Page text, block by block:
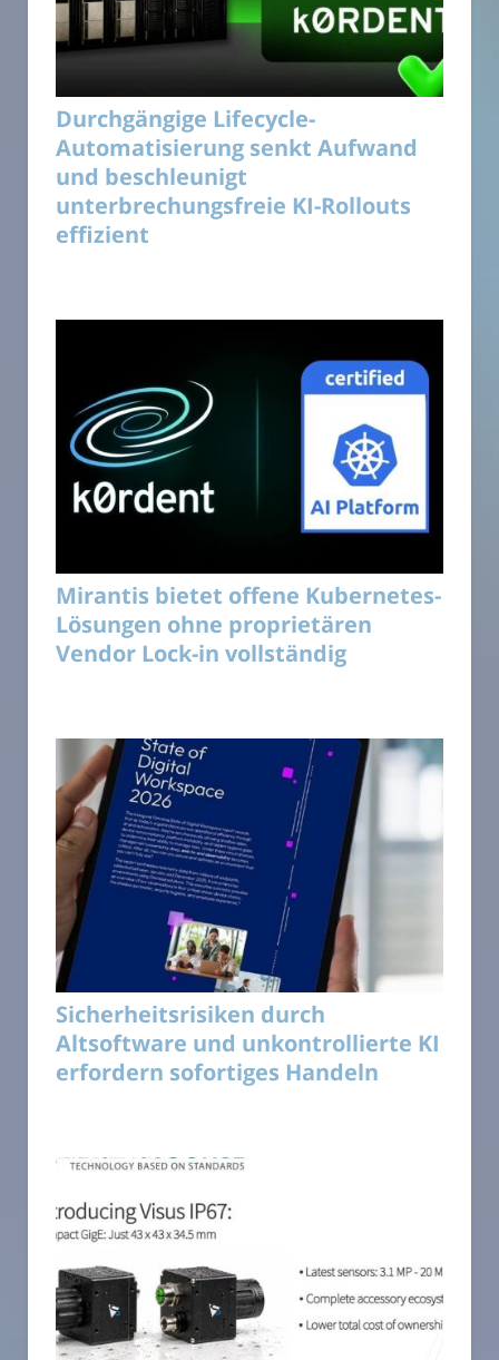
Durchgängige Lifecycle-
Automatisierung senkt Aufwand
und beschleunigt
unterbrechungsfreie KI-Rollouts
effizient
Mirantis bietet offene Kubernetes-
Lösungen ohne proprietären
Vendor Lock-in vollständig
Sicherheitsrisiken durch
Altsoftware und unkontrollierte KI
erfordern sofortiges Handeln